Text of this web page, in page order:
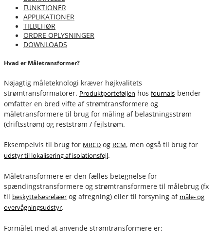
FUNKTIONER
APPLIKATIONER
TILBEHØR
ORDRE OPLYSNINGER
DOWNLOADS
Hvad er Måletransformer?
Nøjagtig måleteknologi kræver højkvalitets
strømtransformatorer. Produktporteføljen hos fournais-bender
omfatter en bred vifte af strømtransformere og
måletransformere til brug for måling af belastningsstrøm
(driftsstrøm) og reststrøm / fejlstrøm.
Eksempelvis til brug for MRCD og RCM, men også til brug for
udstyr til lokalisering af isolationsfejl.
Måletransformere er den fælles betegnelse for
spændingstransformere og strømtransformere til målebrug (fx
til beskyttelsesrelæer og afregning) eller til forsyning af måle- og
overvågningsudstyr.
Formålet med at anvende strømtransformere er: